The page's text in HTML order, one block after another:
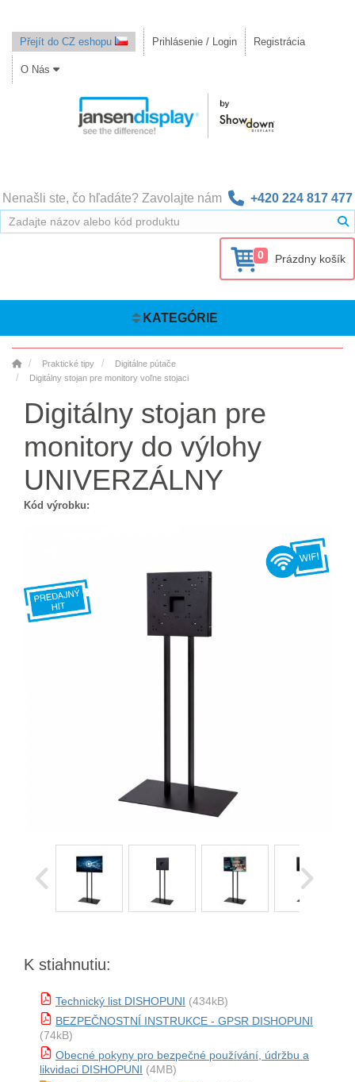
Přejít do CZ eshopu Prihlásenie / Login Registrácia
O Nás
Nenašli ste, čo hľadáte? Zavolajte nám +420 224 817 477
0 Prázdny košík
KATEGÓRIE
Praktické tipy
Digitálne pútače
Digitálny stojan pre monitory voľne stojaci
Digitálny stojan pre
monitory do výlohy
UNIVERZÁLNY
Kód výrobku:
K stiahnutiu:
Technický list DISHOPUNI (434kB)
BEZPEČNOSTNÍ INSTRUKCE - GPSR DISHOPUNI
(74kB)
Obecné pokyny pro bezpečné používání, údržbu a
likvidaci DISHOPUNI (4MB)